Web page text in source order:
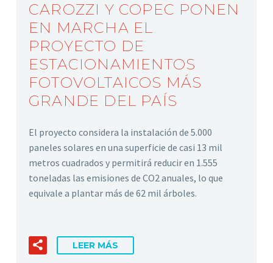
CAROZZI Y COPEC PONEN
EN MARCHA EL
PROYECTO DE
ESTACIONAMIENTOS
FOTOVOLTAICOS MÁS
GRANDE DEL PAÍS
El proyecto considera la instalación de 5.000
paneles solares en una superficie de casi 13 mil
metros cuadrados y permitirá reducir en 1.555
toneladas las emisiones de CO2 anuales, lo que
equivale a plantar más de 62 mil árboles.
LEER MÁS